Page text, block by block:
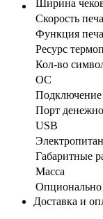
Ширина
Скорость
Функция
Ресурс
Кол-во
ОС
Порт
USB
Габаритные
Масса
Опционально
Доставка и